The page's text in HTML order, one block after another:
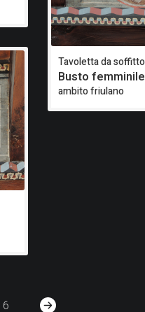
Tavoletta da soffitto
Busto femminile
ambito friulano
6